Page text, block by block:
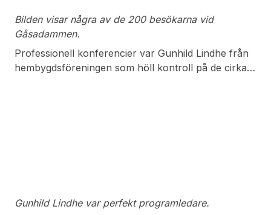
Bilden visar några av de 200 besökarna vid
Gåsadammen.
Professionell konferencier var Gunhild Lindhe från
hembygdsföreningen som höll kontroll på de cirka
Gunhild Lindhe var perfekt programledare.